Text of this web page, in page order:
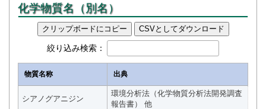
化学物質名（別名）
クリップボードにコピー CSVとしてダウンロード
絞り込み検索：
物質名称 出典
シアノグアニジン
環境分析法（化学物質分析法開発調査
報告書） 他